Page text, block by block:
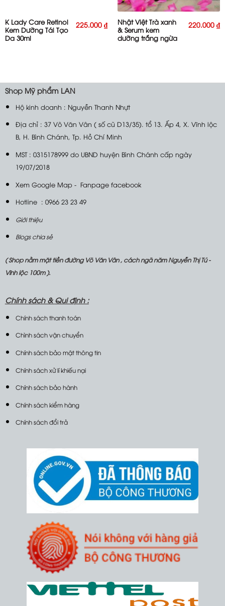
K Lady Care Retinol
Kem Dưỡng Tái Tạo
Da 30ml
225.000 ₫
Nhật Việt Trà xanh
& Serum kem
dưỡng trắng ngừa
220.000 ₫
Shop Mỹ phẩm LAN
Hộ kinh doanh : Nguyễn Thanh Nhựt
Địa chỉ : 37 Võ Văn Vân ( số cũ D13/35). tổ 13. Ấp 4, X. Vĩnh lộc
B, H. Bình Chánh, Tp. Hồ Chí Minh
MST : 0315178999 do UBND huyện Bình Chánh cấp ngày
19/07/2018
Xem Google Map- Fanpage facebook
Hotline : 0966 23 23 49
Giới thiệu
Blogs chia sẻ
( Shop nằm mặt tiền đường Võ Văn Vân , cách ngã năm Nguyễn Thị Tú -
Vĩnh lộc 100m ).
Chính sách &Qui định :
Chính sách thanh toán
Chình sách vận chuyển
Chính sách bảo mật thông tin
Chính sách xử lí khiếu nại
Chính sách bảo hành
Chính sách kiểm hàng
Chính sách đổi trả